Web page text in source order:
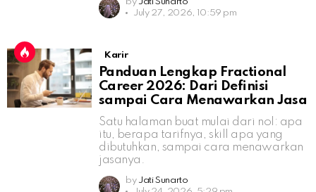
July 27, 2026, 10:59 pm
Karir
Panduan Lengkap Fractional
Career 2026: Dari Definisi
sampai Cara Menawarkan Jasa
Satu halaman buat mulai dari nol: apa
itu, berapa tarifnya, skill apa yang
dibutuhkan, sampai cara menawarkan
jasanya.
by Jati Sunarto